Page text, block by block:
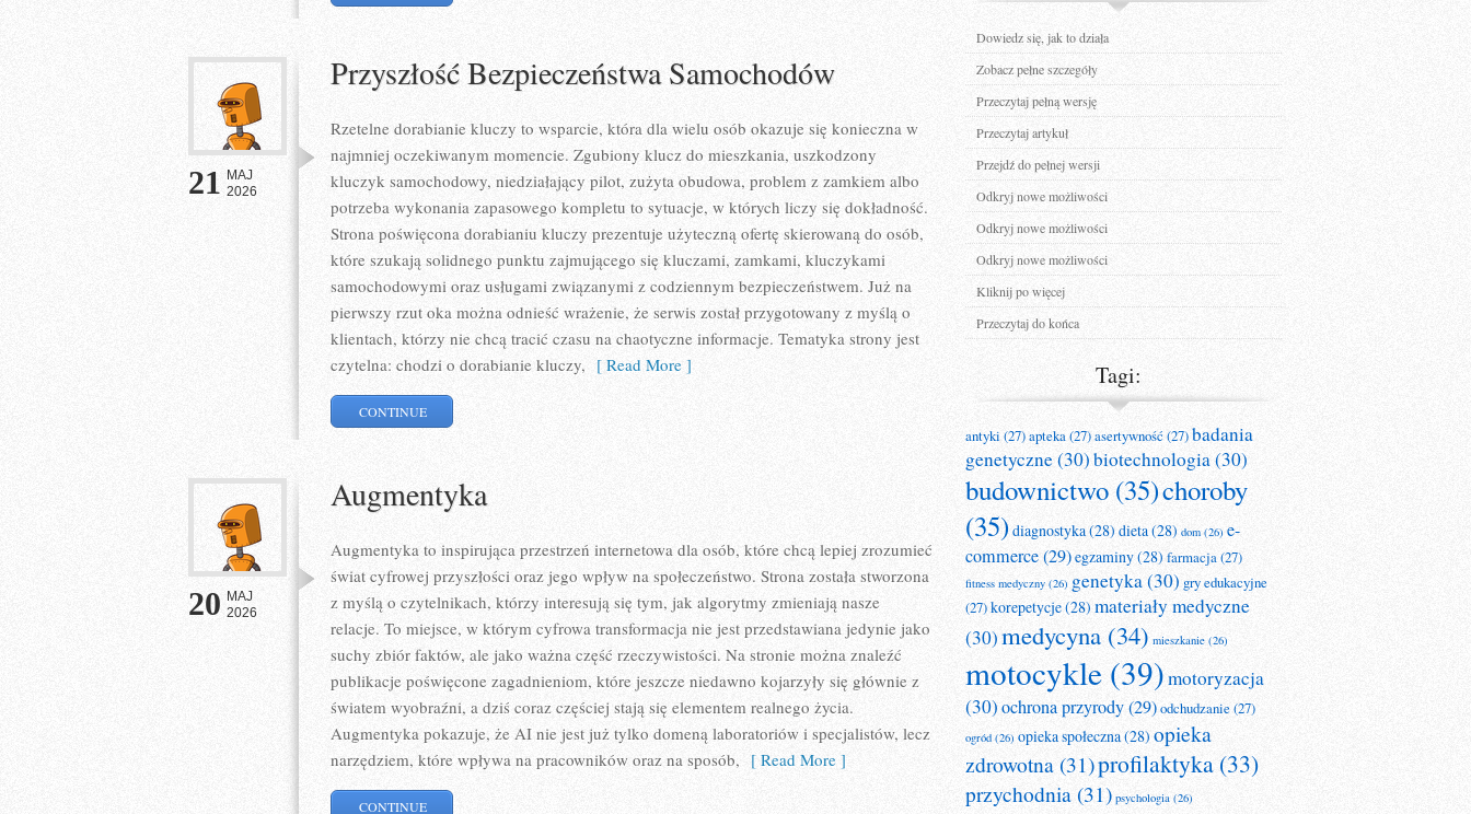
21 MAJ
2026
Przyszłość Bezpieczeństwa Samochodów
Rzetelne dorabianie kluczy to wsparcie, która dla wielu osób okazuje się konieczna w
najmniej oczekiwanym momencie. Zgubiony klucz do mieszkania, uszkodzony
kluczyk samochodowy, niedziałający pilot, zużyta obudowa, problem z zamkiem albo
potrzeba wykonania zapasowego kompletu to sytuacje, w których liczy się dokładność.
Strona poświęcona dorabianiu kluczy prezentuje użyteczną ofertę skierowaną do osób,
które szukają solidnego punktu zajmującego się kluczami, zamkami, kluczykami
samochodowymi oraz usługami związanymi z codziennym bezpieczeństwem. Już na
pierwszy rzut oka można odnieść wrażenie, że serwis został przygotowany z myślą o
klientach, którzy nie chcą tracić czasu na chaotyczne informacje. Tematyka strony jest
czytelna: chodzi o dorabianie kluczy, [ Read More ]
CONTINUE
20 MAJ
2026
Augmentyka
Augmentyka to inspirująca przestrzeń internetowa dla osób, które chcą lepiej zrozumieć
świat cyfrowej przyszłości oraz jego wpływ na społeczeństwo. Strona została stworzona
z myślą o czytelnikach, którzy interesują się tym, jak algorytmy zmieniają nasze
relacje. To miejsce, w którym cyfrowa transformacja nie jest przedstawiana jedynie jako
suchy zbiór faktów, ale jako ważna część rzeczywistości. Na stronie można znaleźć
publikacje poświęcone zagadnieniom, które jeszcze niedawno kojarzyły się głównie z
światem wyobraźni, a dziś coraz częściej stają się elementem realnego życia.
Augmentyka pokazuje, że AI nie jest już tylko domeną laboratoriów i specjalistów, lecz
narzędziem, które wpływa na pracowników oraz na sposób, [ Read More ]
CONTINUE
Dowiedz się, jak to działa
Zobacz pełne szczegóły
Przeczytaj pełną wersję
Przeczytaj artykuł
Przejdź do pełnej wersji
Odkryj nowe możliwości
Odkryj nowe możliwości
Odkryj nowe możliwości
Kliknij po więcej
Przeczytaj do końca
Tagi:
antyki(27)apteka(27)asertywność(27)badania
genetyczne(30)biotechnologia(30)
budownictwo (35)choroby
(35) diagnostyka(28) dieta(28) dom (26) e-
commerce(29)egzaminy(28) farmacja(27)
fitness medyczny (26) genetyka(30) gry edukacyjne
(27)korepetycje(28) materiały medyczne
(30)medycyna (34) mieszkanie (26)
motocykle (39)motoryzacja
(30)ochrona przyrody(29)odchudzanie(27)
ogród (26) opieka społeczna(28) opieka
zdrowotna (31)profilaktyka (33)
przychodnia (31) psychologia (26)